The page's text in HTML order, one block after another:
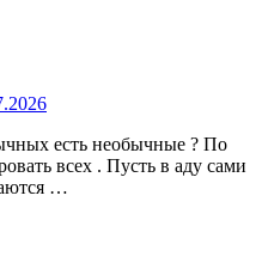
есть необычные ? По
всех . Пусть в аду сами
…